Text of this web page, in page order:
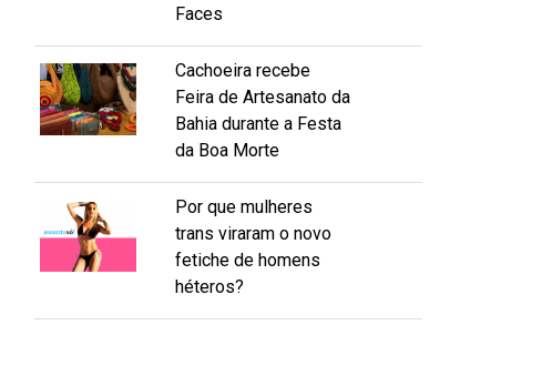
Faces
Cachoeira recebe
Feira de Artesanato da
Bahia durante a Festa
da Boa Morte
Por que mulheres
trans viraram o novo
fetiche de homens
héteros?